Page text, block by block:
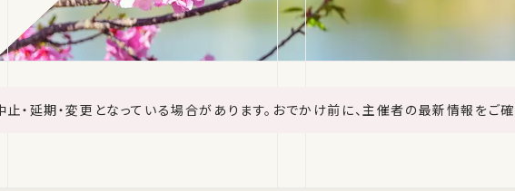
・延期・変更となっている場合があります。おでかけ前に、主催者の最新情報をご確